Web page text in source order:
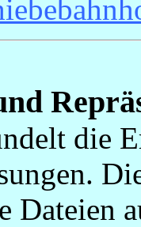
die
Dateien